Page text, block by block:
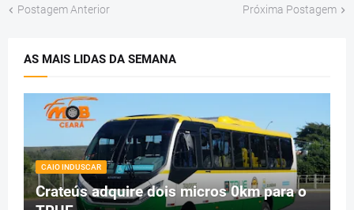
Postagem Anterior Próxima Postagem
AS MAIS LIDAS DA SEMANA
CAIO INDUSCAR
Crateús adquire dois micros 0km para o